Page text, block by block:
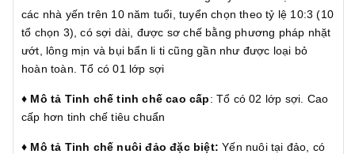
các nhà yến trên 10 năm tuổi, tuyển chọn theo tỷ lệ 10:3 (10
tổ chọn 3), có sợi dài, được sơ chế bằng phương pháp nhặt
ướt, lông mịn và bụi bẩn li ti cũng gần như được loại bỏ
hoàn toàn. Tổ có 01 lớp sợi
♦️ Mô tả Tinh chế tinh chế cao cấp: Tổ có 02 lớp sợi. Cao
cấp hơn tinh chế tiêu chuẩn
♦️ Mô tả Tinh chế nuôi đảo đặc biệt:Yến nuôi tại đảo, có